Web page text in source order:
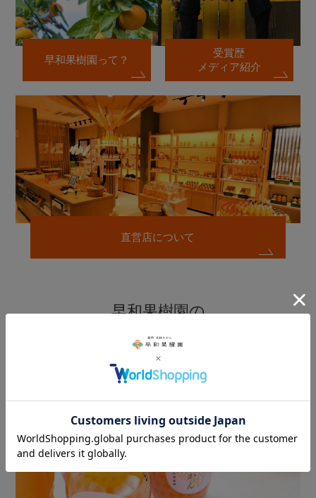
早和果樹園って？
受賞歴
メディア紹介
直営店について
早和果樹園の
贈り物サービスのご案内